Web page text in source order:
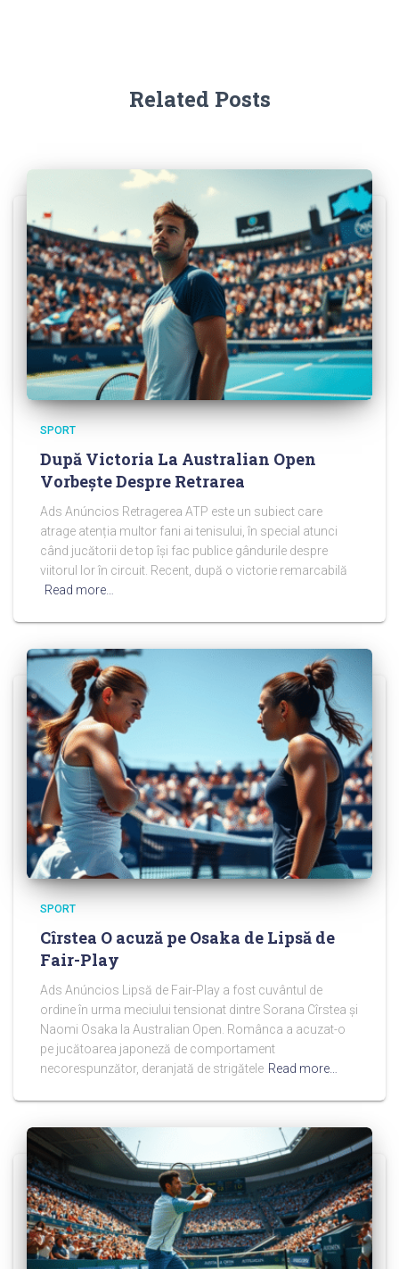
Related Posts
SPORT
După Victoria La Australian Open
Vorbește Despre Retrarea
Ads Anúncios Retragerea ATP este un subiect care
atrage atenția multor fani ai tenisului, în special atunci
când jucătorii de top își fac publice gândurile despre
viitorul lor în circuit. Recent, după o victorie remarcabilă
Read more…
SPORT
Cîrstea O acuză pe Osaka de Lipsă de
Fair-Play
Ads Anúncios Lipsă de Fair-Play a fost cuvântul de
ordine în urma meciului tensionat dintre Sorana Cîrstea și
Naomi Osaka la Australian Open. Românca a acuzat-o
pe jucătoarea japoneză de comportament
necorespunzător, deranjată de strigătele Read more…